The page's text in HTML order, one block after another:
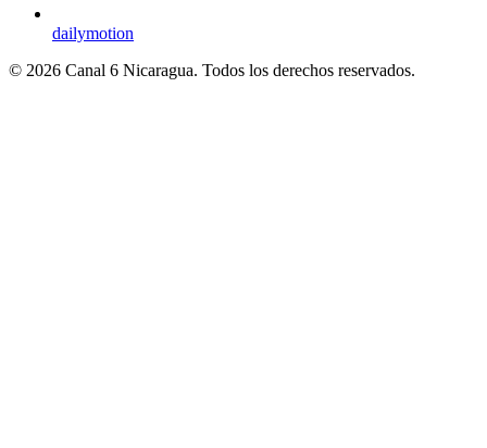
dailymotion
© 2026 Canal 6 Nicaragua. Todos los derechos reservados.